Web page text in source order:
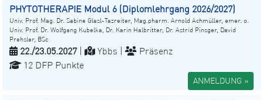
PHYTOTHERAPIE Modul 6 (Diplomlehrgang 2026/2027)
Univ. Prof. Mag. Dr. Sabine Glasl-Tazreiter, Mag.pharm. Arnold Achmüller, emer. o.
Univ. Prof. Dr. Wolfgang Kubelka, Dr. Karin Halbritter, Dr. Astrid Pinsger, David
Prehsler, BSc
22./23.05.2027 Ybbs |
Präsenz
12 DFP Punkte
ANMELDUNG »